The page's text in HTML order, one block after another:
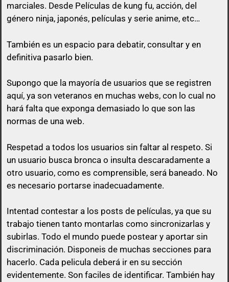
queda prohibido citar en los posts a
vas a responder.
no poner el enlace ni a la vista, ni en spoiler y sólo
pasarlo por privado en el momento que otro
usuario comente en su post con un comentario
decente y relacionado con el mismo post.
No vale un simple «Gracias», no vale «pásame el
enlace», ni nada parecido a mensajes escuetos de
esa índole
Así que un usuario que esconda su enlace, será
libre de pasárselo a quien quiera sin ninguna
obligación
marciales. Desde Películas de kung fu, acción, del
género ninja, japonés, películas y serie anime, etc…
También es un espacio para debatir, consultar y en
definitiva pasarlo bien.
Supongo que la mayoría de usuarios que se registren
aquí, ya son veteranos en muchas webs, con lo cual no
hará falta que exponga demasiado lo que son las
normas de una web.
Respetad a todos los usuarios sin faltar al respeto. Si
un usuario busca bronca o insulta descaradamente a
otro usuario, como es comprensible, será baneado. No
es necesario portarse inadecuadamente.
Intentad contestar a los posts de películas, ya que su
trabajo tienen tanto montarlas como sincronizarlas y
subirlas. Todo el mundo puede postear y aportar sin
discriminación. Disponeis de muchas secciones para
hacerlo. Cada pelicula deberá ir en su sección
evidentemente. Son faciles de identificar. También hay